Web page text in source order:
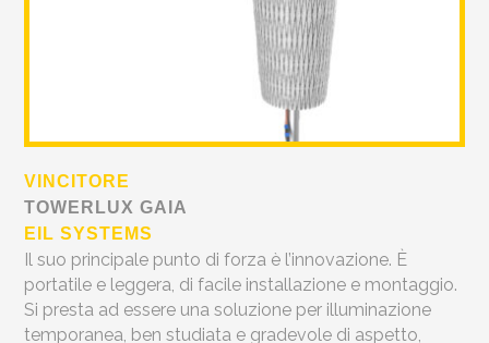
VINCITORE
TOWERLUX GAIA
EIL SYSTEMS
Il suo principale punto di forza è l’innovazione. È
portatile e leggera, di facile installazione e montaggio.
Si presta ad essere una soluzione per illuminazione
temporanea, ben studiata e gradevole di aspetto,